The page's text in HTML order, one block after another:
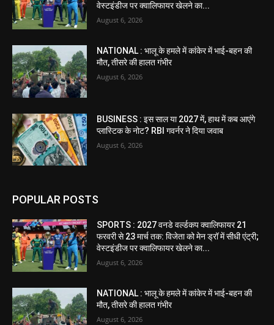
वेस्टइंडीज पर क्वालिफायर खेलने का...
August 6, 2026
NATIONAL : भालू के हमले में कांकेर में भाई-बहन की
मौत, तीसरे की हालत गंभीर
August 6, 2026
BUSINESS : इस साल या 2027 में, हाथ में कब आएंगे
प्लास्टिक के नोट? RBI गवर्नर ने दिया जवाब
August 6, 2026
POPULAR POSTS
SPORTS : 2027 वनडे वर्ल्डकप क्वालिफायर 21
फरवरी से 23 मार्च तक: विजेता को मेन ड्रॉ में सीधी एंट्री;
वेस्टइंडीज पर क्वालिफायर खेलने का...
August 6, 2026
NATIONAL : भालू के हमले में कांकेर में भाई-बहन की
मौत, तीसरे की हालत गंभीर
August 6, 2026